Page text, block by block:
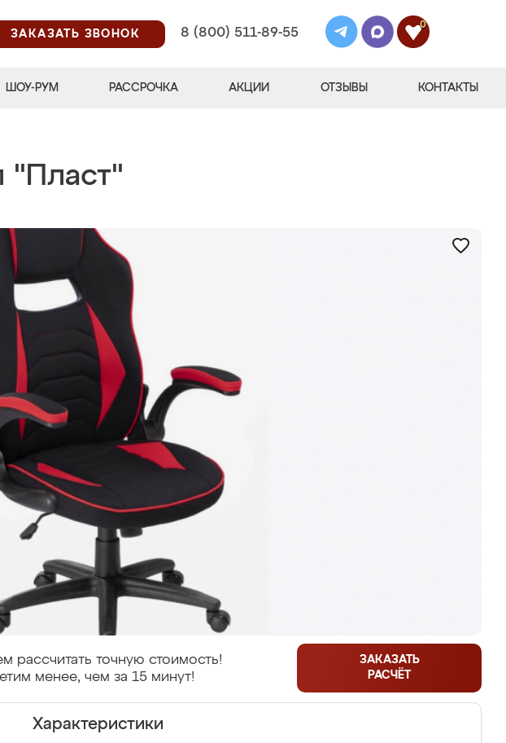
ЗАКАЗАТЬ ЗВОНОК
8 (800) 511-89-55
0
ШОУ-РУМ РАССРОЧКА АКЦИИ ОТЗЫВЫ КОНТАКТЫ
"Пласт"
рассчитать точную стоимость!
менее, чем за 15 минут!
ЗАКАЗАТЬ
РАСЧЁТ
Характеристики